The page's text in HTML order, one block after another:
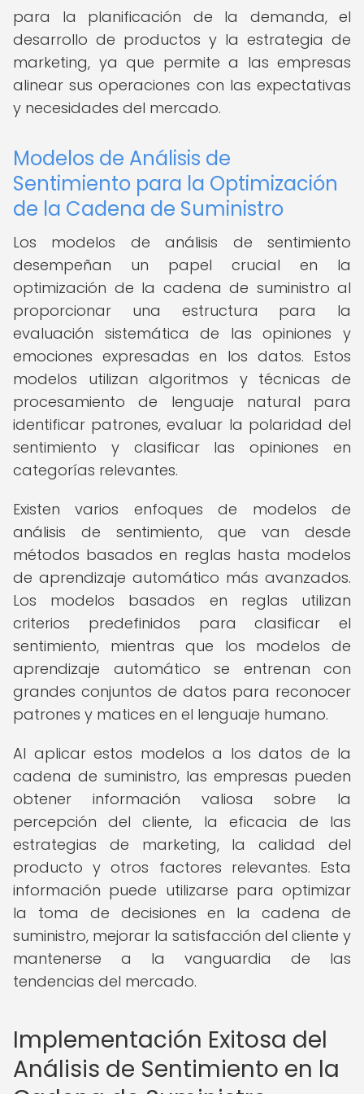
para la planificación de la demanda, el
desarrollo de productos y la estrategia de
marketing, ya que permite a las empresas
alinear sus operaciones con las expectativas
y necesidades del mercado.
Modelos de Análisis de
Sentimiento para la Optimización
de la Cadena de Suministro
Los modelos de análisis de sentimiento
desempeñan un papel crucial en la
optimización de la cadena de suministro al
proporcionar una estructura para la
evaluación sistemática de las opiniones y
emociones expresadas en los datos. Estos
modelos utilizan algoritmos y técnicas de
procesamiento de lenguaje natural para
identificar patrones, evaluar la polaridad del
sentimiento y clasificar las opiniones en
categorías relevantes.
Existen varios enfoques de modelos de
análisis de sentimiento, que van desde
métodos basados en reglas hasta modelos
de aprendizaje automático más avanzados.
Los modelos basados en reglas utilizan
criterios predefinidos para clasificar el
sentimiento, mientras que los modelos de
aprendizaje automático se entrenan con
grandes conjuntos de datos para reconocer
patrones y matices en el lenguaje humano.
Al aplicar estos modelos a los datos de la
cadena de suministro, las empresas pueden
obtener información valiosa sobre la
percepción del cliente, la eficacia de las
estrategias de marketing, la calidad del
producto y otros factores relevantes. Esta
información puede utilizarse para optimizar
la toma de decisiones en la cadena de
suministro, mejorar la satisfacción del cliente y
mantenerse a la vanguardia de las
tendencias del mercado.
Implementación Exitosa del
Análisis de Sentimiento en la